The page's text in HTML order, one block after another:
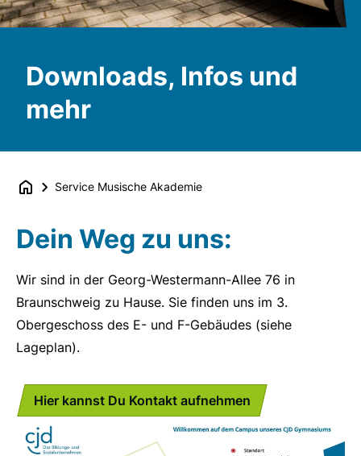
Downloads, Infos und
mehr
Service Musische Akademie
Dein Weg zu uns:
Wir sind in der Georg-Westermann-Allee 76 in
Braunschweig zu Hause. Sie finden uns im 3.
Obergeschoss des E- und F-Gebäudes (siehe
Lageplan).
Hier kannst Du Kontakt aufnehmen